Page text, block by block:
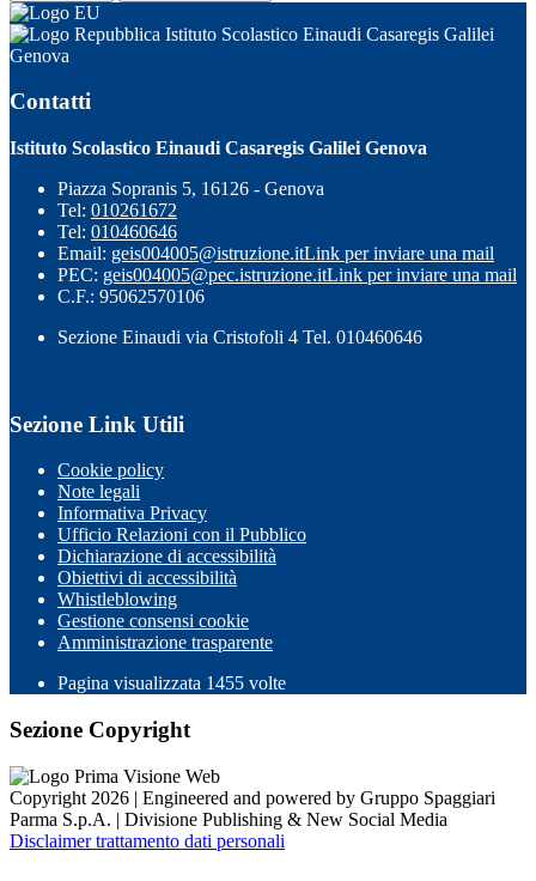
Istituto Scolastico Einaudi Casaregis Galilei
Genova
Contatti
Istituto Scolastico Einaudi Casaregis Galilei Genova
Piazza Sopranis 5, 16126 - Genova
Tel: 010261672
Tel: 010460646
Email: geis004005@istruzione.itLink per inviare una mail
PEC: geis004005@pec.istruzione.itLink per inviare una mail
C.F.: 95062570106
Sezione Einaudi via Cristofoli 4 Tel. 010460646
Sezione Link Utili
Cookie policy
Note legali
Informativa Privacy
Ufficio Relazioni con il Pubblico
Dichiarazione di accessibilità
Obiettivi di accessibilità
Whistleblowing
Gestione consensi cookie
Amministrazione trasparente
Pagina visualizzata 1455 volte
Sezione Copyright
Copyright 2026 | Engineered and powered by Gruppo Spaggiari
Parma S.p.A. | Divisione Publishing & New Social Media
Disclaimer trattamento dati personali